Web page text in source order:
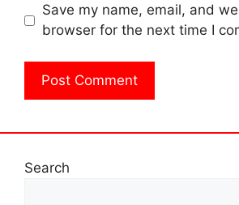
Save my name, email, and
browser for the next time I
Search